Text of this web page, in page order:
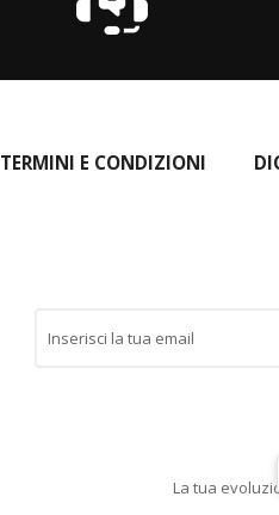
TERMINI E CONDIZIONI
La tua